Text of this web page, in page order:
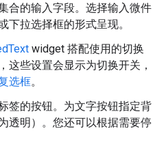
合的输入字段。选择输入微件
下拉选择框的形式呈现。
widget 搭配使用的切换
这些设置会显示为切换开关，
选框。
签的按钮。为文字按钮指定背
透明）。您还可以根据需要停